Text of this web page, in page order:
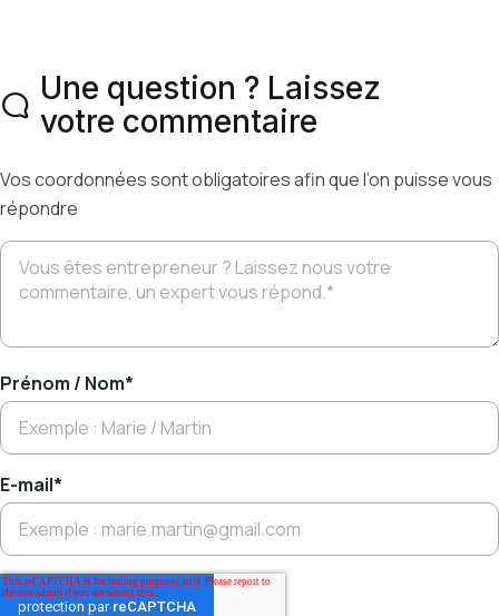
Une question ? Laissez
votre commentaire
Vos coordonnées sont obligatoires afin que l’on puisse vous
répondre
Prénom / Nom*
E-mail*